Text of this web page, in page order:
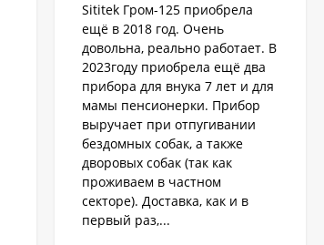
Sititek Гром-125 приобрела
ещё в 2018 год. Очень
довольна, реально работает. В
2023году приобрела ещё два
прибора для внука 7 лет и для
мамы пенсионерки. Прибор
выручает при отпугивании
бездомных собак, а также
дворовых собак (так как
проживаем в частном
секторе). Доставка, как и в
первый раз,...